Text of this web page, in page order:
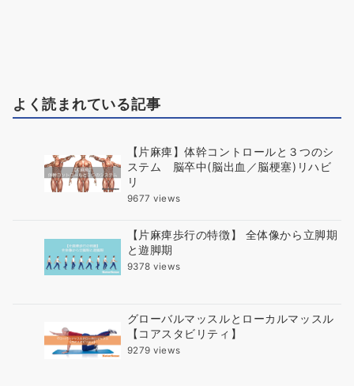
よく読まれている記事
【片麻痺】体幹コントロールと３つのシ
ステム 脳卒中(脳出血／脳梗塞)リハビ
リ
9677 views
【片麻痺歩行の特徴】 全体像から立脚期
と遊脚期
9378 views
グローバルマッスルとローカルマッスル
【コアスタビリティ】
9279 views